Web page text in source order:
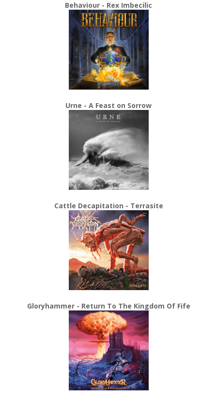
Behaviour - Rex Imbecilic
Urne - A Feast on Sorrow
Cattle Decapitation - Terrasite
Gloryhammer - Return To The Kingdom Of Fife